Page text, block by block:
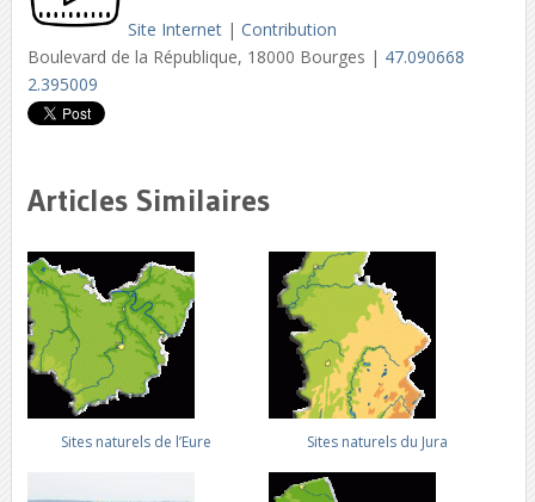
Site Internet| Contribution
Boulevard de la République, 18000 Bourges | 47.090668
2.395009
Articles Similaires
Sites naturels de l’Eure Sites naturels du Jura